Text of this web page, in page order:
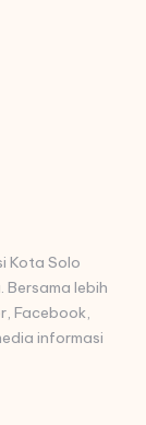
Kota Solo
Bersama lebih
Facebook,
informasi